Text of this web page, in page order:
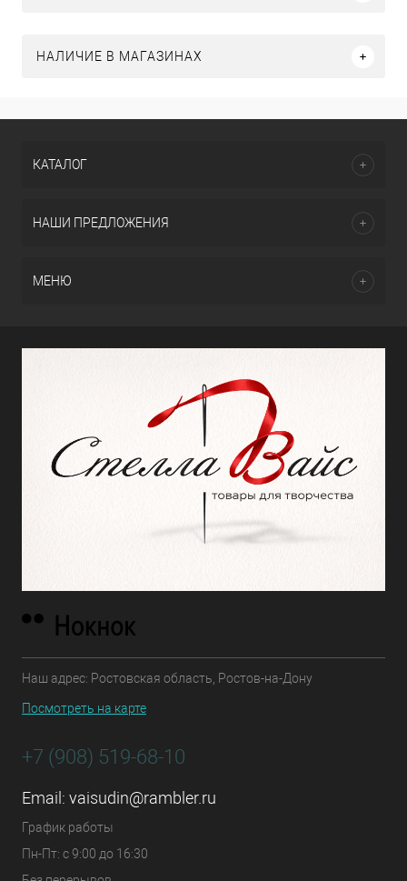
НАЛИЧИЕ В МАГАЗИНАХ
КАТАЛОГ
НАШИ ПРЕДЛОЖЕНИЯ
МЕНЮ
Наш адрес: Ростовская область, Ростов-на-Дону
Посмотреть на карте
+7 (908) 519-68-10
Email: vaisudin@rambler.ru
График работы
Пн-Пт: с 9:00 до 16:30